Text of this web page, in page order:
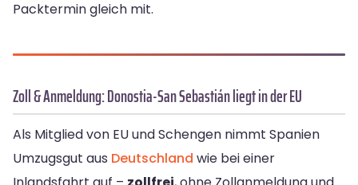
Packtermin gleich mit.
Zoll & Anmeldung: Donostia-San Sebastián liegt in der EU
Als Mitglied von EU und Schengen nimmt Spanien
Umzugsgut aus Deutschland wie bei einer